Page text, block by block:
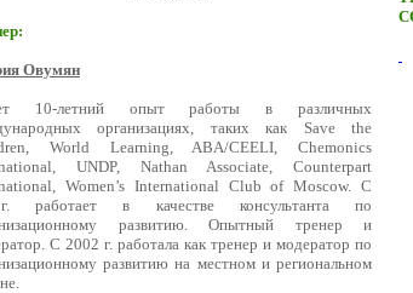
Овумян
10-летний опыт работы в различных
организациях, таких как Save the
World Learning, ABA/CEELI, Chemonics
UNDP, Nathan Associate, Counterpart
Women’s International Club of Moscow. С
работает в качестве консультанта по
развитию. Опытный тренер и
C 2002 г. работала как тренер и модератор по
развитию на местном и региональном